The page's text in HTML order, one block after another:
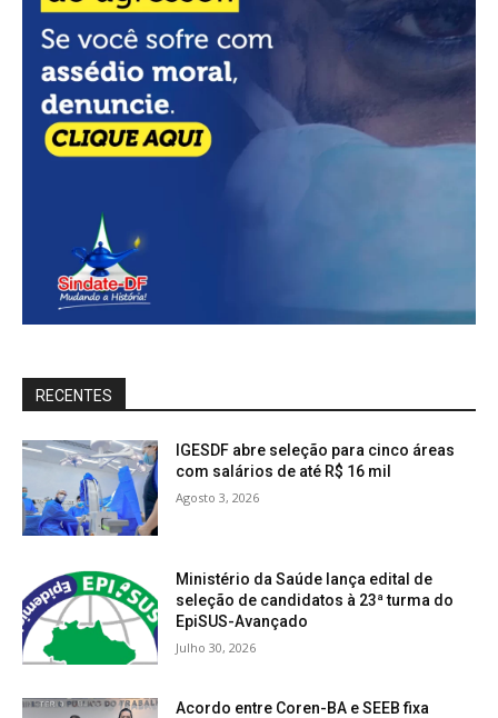
RECENTES
IGESDF abre seleção para cinco áreas
com salários de até R$ 16 mil
Agosto 3, 2026
Ministério da Saúde lança edital de
seleção de candidatos à 23ª turma do
EpiSUS-Avançado
Julho 30, 2026
Acordo entre Coren-BA e SEEB fixa